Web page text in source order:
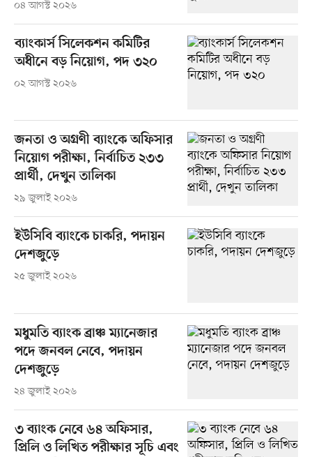
০৪ আগস্ট ২০২৬
ব্যাংকার্স সিলেকশন কমিটির
অধীনে বড় নিয়োগ, পদ ৩২০
০২ আগস্ট ২০২৬
জনতা ও অগ্রণী ব্যাংকে অফিসার
নিয়োগ পরীক্ষা, নির্বাচিত ২৩৩
প্রার্থী, দেখুন তালিকা
২৯ জুলাই ২০২৬
ইউসিবি ব্যাংকে চাকরি, পদায়ন
দেশজুড়ে
২৫ জুলাই ২০২৬
মধুমতি ব্যাংক ব্রাঞ্চ ম্যানেজার
পদে জনবল নেবে, পদায়ন
দেশজুড়ে
২৪ জুলাই ২০২৬
৩ ব্যাংক নেবে ৬৪ অফিসার,
প্রিলি ও লিখিত পরীক্ষার সূচি এবং